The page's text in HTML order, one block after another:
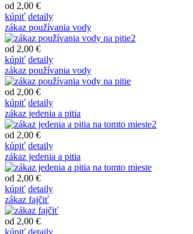
od 2,00 €
kúpiť detaily
zákaz používania vody
od 2,00 €
kúpiť detaily
zákaz používania vody
od 2,00 €
kúpiť detaily
zákaz jedenia a pitia
od 2,00 €
kúpiť detaily
zákaz jedenia a pitia
od 2,00 €
kúpiť detaily
zákaz fajčiť
od 2,00 €
kúpiť detaily